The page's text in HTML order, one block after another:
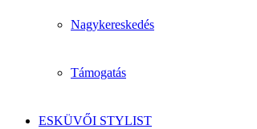
Nagykereskedés
Támogatás
ESKÜVŐI STYLIST